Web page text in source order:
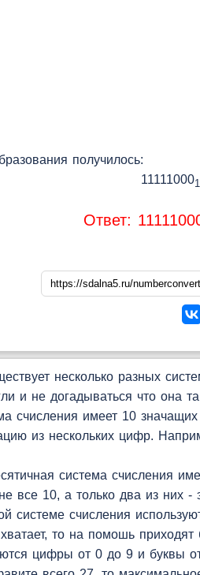
получилось:
11111000
Ответ:
несколько разных
и не догадываться что она
счисления имеет 10
из нескольких цифр.
система счисления
все 10, а только два из них -
системе счисления
то на помошь
цифры от 0 до 9 и буквы